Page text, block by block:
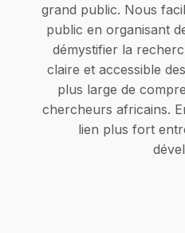
grand public. Nous
public en organisant
démystifier la
claire et accessible
plus large de
chercheurs africains.
lien plus fort